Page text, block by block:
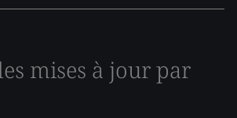
mises à jour par